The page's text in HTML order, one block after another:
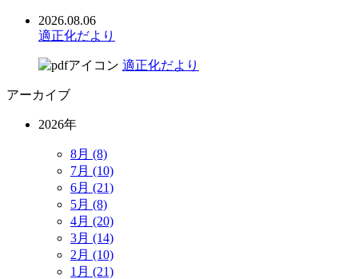
2026.08.06
適正化だより
適正化だより
アーカイブ
2026年
8月 (8)
7月 (10)
6月 (21)
5月 (8)
4月 (20)
3月 (14)
2月 (10)
1月 (21)